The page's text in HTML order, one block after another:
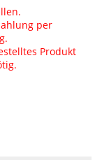
per
Produkt